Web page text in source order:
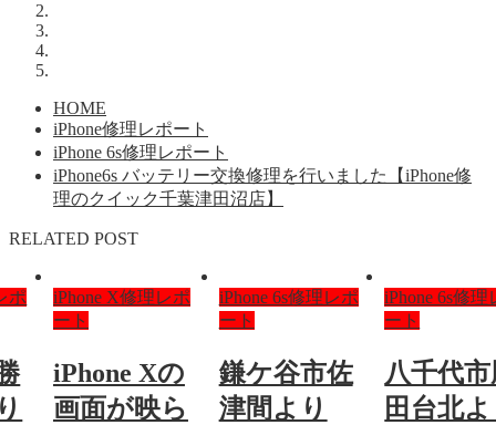
HOME
iPhone修理レポート
iPhone 6s修理レポート
iPhone6s バッテリー交換修理を行いました【iPhone修
理のクイック千葉津田沼店】
RELATED POST
ポ
iPhone X修理レポ
ート
iPhone Xの
画面が映ら
iPhone 6s修理レポ
ート
鎌ケ谷市佐
津間より
iPhone 6s修理
ート
八千代
田台北